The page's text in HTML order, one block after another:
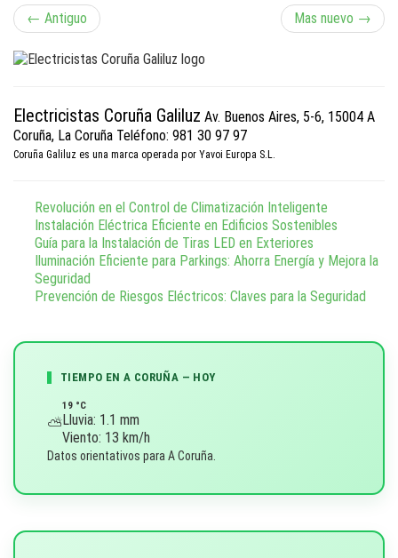
N
a
v
e
ó
l
a
← Antiguo Mas nuevo →
Electricistas Coruña Galiluz Av. Buenos Aires, 5-6, 15004 A
Coruña, La Coruña Teléfono: 981 30 97 97
Coruña Galiluz es una marca operada por Yavoi Europa S.L.
Revolución en el Control de Climatización Inteligente
Instalación Eléctrica Eficiente en Edificios Sostenibles
Guía para la Instalación de Tiras LED en Exteriores
Iluminación Eficiente para Parkings: Ahorra Energía y Mejora la
Seguridad
Prevención de Riesgos Eléctricos: Claves para la Seguridad
TIEMPO EN A CORUÑA — HOY
⛅
19 °C
Lluvia: 1.1 mm
Viento: 13 km/h
Datos orientativos para A Coruña.